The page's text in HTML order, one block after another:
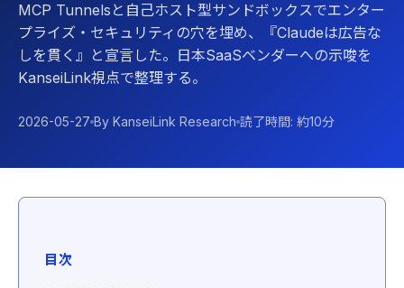
MCP Tunnelsと自己ホスト型サンドボックスでエンター
プライズ・セキュリティの穴を埋め、『Claudeは広告な
しを貫く』と宣言した。日本SaaSベンダーへの示唆を
KanseiLink視点で整理する。
2026-05-27 By KanseiLink Research 読了時間: 約10分
目次